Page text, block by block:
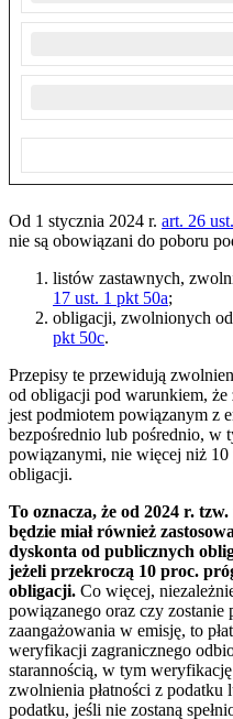
Od 1 stycznia 2024 r. art. 26
nie są obowiązani do poboru
listów zastawnych,
17 ust. 1 pkt 50a;
obligacji, zwolnionych
pkt 50c.
Przepisy te przewidują
od obligacji pod warunkiem, że
jest podmiotem powiązanym z
bezpośrednio lub pośrednio, w
powiązanymi, nie więcej niż
obligacji.
To oznacza, że od 2024 r.
będzie miał również
dyskonta od publicznych
jeżeli przekroczą 10 proc.
obligacji. Co więcej,
powiązanego oraz czy
zaangażowania w emisję, to
weryfikacji zagranicznego
starannością, w tym
zwolnienia płatności z podatku
podatku, jeśli nie zostaną